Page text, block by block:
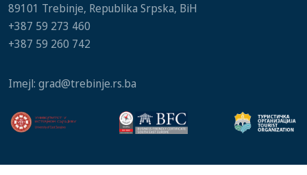
89101 Trebinje, Republika Srpska, BiH
+387 59 273 460
+387 59 260 742
Imejl: grad@trebinje.rs.ba